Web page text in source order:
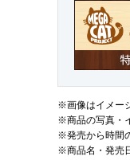
※画像はイメー
※商品の写真・
※発売から時間
※商品名・発売